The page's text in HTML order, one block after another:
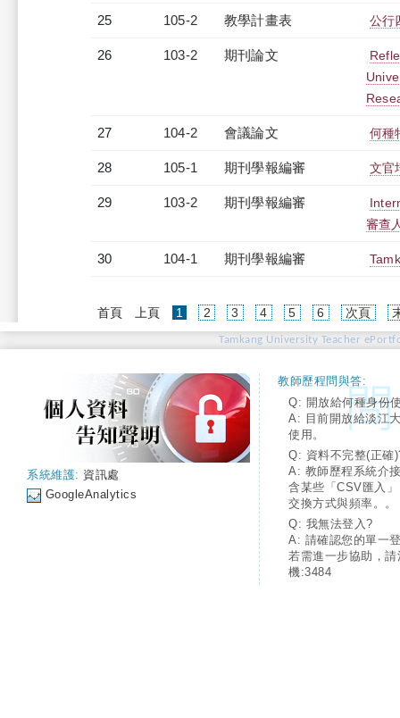
25 105-2 教學計畫表 公行
26 103-2 期刊論文
27 104-2 會議論文 何種
28 105-1 期刊學報編審 文官
29 103-2 期刊學報編審
審查
30 104-1 期刊學報編審
首頁 上頁 1 (current)
2 3 4 5 6 次頁
Tamkang University Teacher
系統維護: 資訊處
GoogleAnalytics
教師歷程問與答:
Q: 開放給何種身份
A: 目前開放給淡江
使用。
Q: 資料不完整(正確
A: 教師歷程系統介
含某些「CSV匯入
交換方式與頻率。。
Q: 我無法登入?
A: 請確認您的單一
若需進一步協助，
機:3484